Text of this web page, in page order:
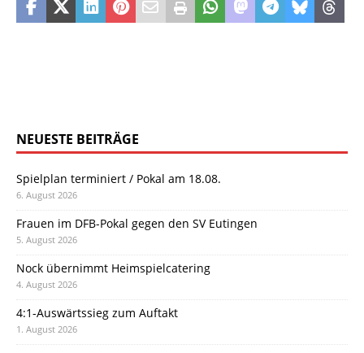
NEUESTE BEITRÄGE
Spielplan terminiert / Pokal am 18.08.
6. August 2026
Frauen im DFB-Pokal gegen den SV Eutingen
5. August 2026
Nock übernimmt Heimspielcatering
4. August 2026
4:1-Auswärtssieg zum Auftakt
1. August 2026